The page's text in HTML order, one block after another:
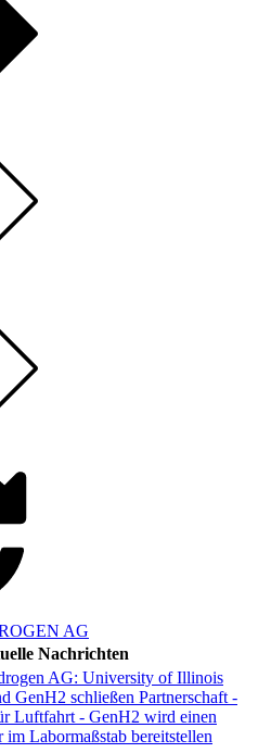
AG
Nachrichten
AG: University of Illinois
GenH2 schließen Partnerschaft -
Luftfahrt - GenH2 wird einen
im Labormaßstab bereitstellen